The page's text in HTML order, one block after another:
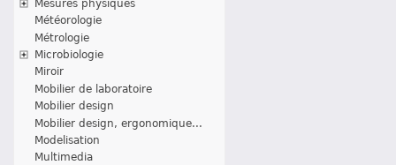
Mesures physiques
Météorologie
Métrologie
Microbiologie
Miroir
Mobilier de laboratoire
Mobilier design
Mobilier design, ergonomique...
Modelisation
Multimedia